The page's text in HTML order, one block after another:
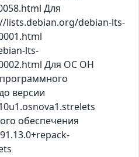
Для
lists.debian.org/debian-lts-
lts-
Для ОС ОН
версии
обеспечения